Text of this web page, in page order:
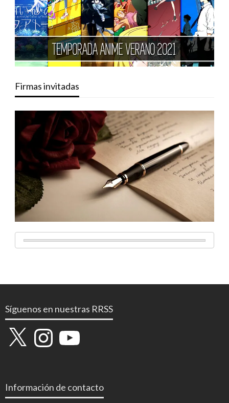
Firmas invitadas
Síguenos en nuestras RRSS
X InstagramYouTube
Información de contacto